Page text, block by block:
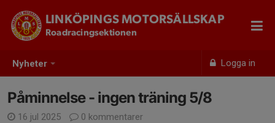
Nyheter Logga in
LINKÖPINGS MOTORSÄLLSKAP
Roadracingsektionen
Påminnelse - ingen träning 5/8
16 jul 2025 0 kommentarer